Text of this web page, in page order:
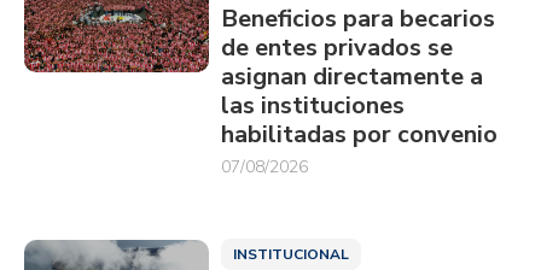
Beneficios para becarios
de entes privados se
asignan directamente a
las instituciones
habilitadas por convenio
07/08/2026
INSTITUCIONAL